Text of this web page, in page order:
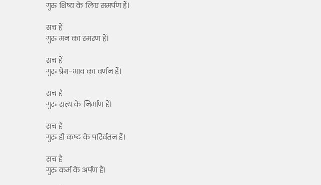
गुरु शिष्य के लिए समर्पण हैं।
सच हैं
गुरु मन का स्मरण हैं।
सच हैं
गुरु प्रेम-भाव का वर्णन हैं।
सच है
गुरु सत्य के निर्माण हैं।
सच है
गुरु ही कष्ट के परिर्वतन हैं।
सच है
गुरु कर्म के अर्पण हैं।